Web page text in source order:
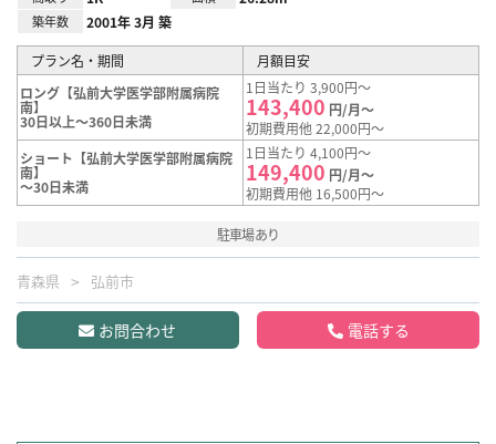
築年数 2001年 3月 築
プラン名・期間
月額目安
ロング【弘前大学医学部附属病院
南】
30日以上～360日未満
1日当たり 3,900円～
143,400 円/月～
初期費用他 22,000円～
ショート【弘前大学医学部附属病院
南】
～30日未満
1日当たり 4,100円～
149,400 円/月～
初期費用他 16,500円～
駐車場あり
青森県 弘前市
お問合わせ 電話する